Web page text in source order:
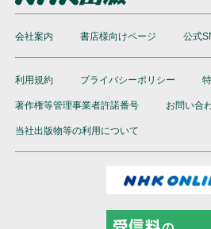
会社案内 書店様向けページ 公式
利用規約 プライバシーポリシー
著作権等管理事業者許諾番号 お問い合
当社出版物等の利用について